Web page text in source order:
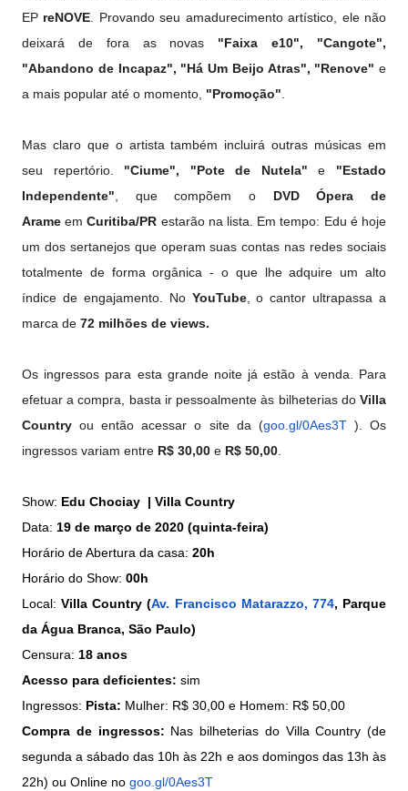
EP reNOVE . Provando seu amadurecimento artístico, ele não
deixará de fora as novas "Faixa e10", "Cangote",
"Abandono de Incapaz", "Há Um Beijo Atras", "Renove" e
a mais popular até o momento, "Promoção"
Mas claro que o artista também incluirá outras músicas em
seu repertório. "Ciume", "Pote de Nutela" e "Estado
Independente" , que compõem o DVD Ópera de
Arame emCuritiba/PR estarão na lista. Em tempo: Edu é hoje
um dos sertanejos que operam suas contas nas redes sociais
totalmente de forma orgânica - o que lhe adquire um alto
índice de engajamento. No YouTube, o cantor ultrapassa a
marca de 72 milhões de views.
Os ingressos para esta grande noite já estão à venda. Para
efetuar a compra, basta ir pessoalmente às bilheterias do Villa
Countryou então acessar o site da (goo.gl/0Aes3T). Os
ingressos variam entre R$ 30,00 e R$ 50,00
Show: Edu Chociay | Villa Country
Data: 19 de março de 2020 (quinta-feira)
Horário de Abertura da casa: 20h
Horário do Show: 00h
Local:Villa Country (Av. Francisco Matarazzo, 774, Parque
da Água Branca, São Paulo)
Censura: 18 anos
Acesso para deficientes: sim
Ingressos: Pista: Mulher: R$ 30,00 e Homem: R$ 50,00
Compra de ingressos: Nas bilheterias do Villa Country (de
segunda a sábado das 10h às 22h e aos domingos das 13h às
22h) ou Online no goo.gl/0Aes3T